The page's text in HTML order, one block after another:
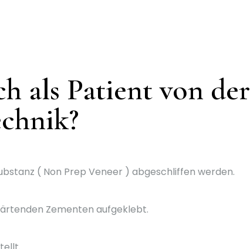
als Patient von der
( Non Prep Veneer ) abgeschliffen werden.
Zementen aufgeklebt.